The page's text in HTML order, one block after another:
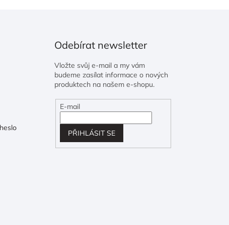
Odebírat newsletter
Vložte svůj e-mail a my vám
budeme zasílat informace o nových
produktech na našem e-shopu.
E-mail
PŘIHLÁSIT SE